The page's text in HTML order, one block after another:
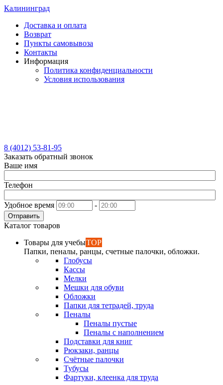
Калининград
Доставка и оплата
Возврат
Пункты самовывоза
Контакты
Информация
Политика конфиденциальности
Условия использования
8 (4012) 53-81-95
Заказать обратный звонок
Ваше имя
Телефон
Удобное время -
Отправить
Каталог товаров
Товары для учебыTOP
Папки, пеналы, ранцы, счетные палочки, обложки.
Глобусы
Кассы
Мелки
Мешки для обуви
Обложки
Папки для тетрадей, труда
Пеналы
Пеналы пустые
Пеналы с наполнением
Подставки для книг
Рюкзаки, ранцы
Счётные палочки
Тубусы
Фартуки, клеенка для труда